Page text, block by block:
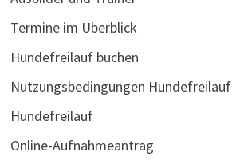
Termine im Überblick
Hundefreilauf buchen
Nutzungsbedingungen Hundefreilauf
Hundefreilauf
Online-Aufnahmeantrag